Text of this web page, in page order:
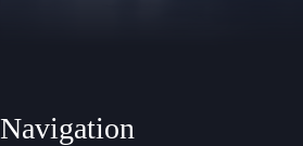
Navigation